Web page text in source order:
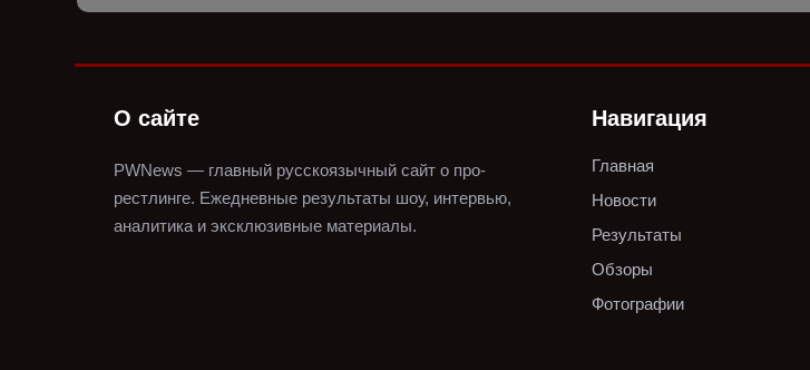
О сайте
PWNews — главный русскоязычный сайт о про-
рестлинге. Ежедневные результаты шоу, интервью,
аналитика и эксклюзивные материалы.
Навигация
Главная
Новости
Результаты
Обзоры
Фотографии